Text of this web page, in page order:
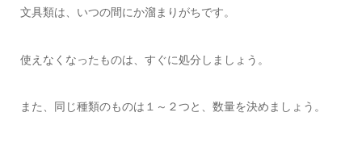
文具類は、いつの間にか溜まりがちです。
使えなくなったものは、すぐに処分しましょう。
また、同じ種類のものは１～２つと、数量を決めましょう。